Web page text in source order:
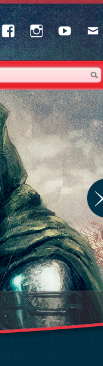
Facebook InstagramYoutube